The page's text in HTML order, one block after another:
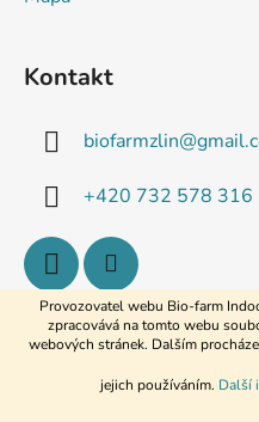
Provozovatel webu Bio-farm
zpracovává na tomto webu
webových stránek. Dalším
jejich používáním. Další
Kontakt
biofarmzlin@
+420 732 578 316
Copyright 2026Bio-